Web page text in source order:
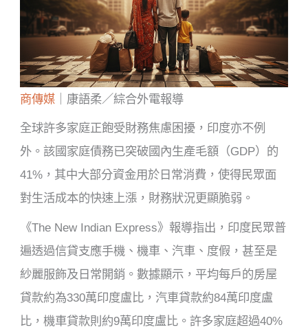
商傳媒 ｜康語柔／綜合外電報導
全球許多家庭正飽受財務焦慮困擾，印度亦不例
外。該國家庭債務已突破國內生產毛額（GDP）的
41%，其中大部分資金用於日常消費，使得民眾面
對生活成本的快速上漲，財務狀況更顯脆弱。
《The New Indian Express》報導指出，印度民眾普
遍透過信貸支應手機、機車、汽車、度假，甚至是
紗麗服飾及日常開銷。數據顯示，平均每戶的房屋
貸款約為330萬印度盧比，汽車貸款約84萬印度盧
比，機車貸款則約9萬印度盧比。許多家庭超過40%